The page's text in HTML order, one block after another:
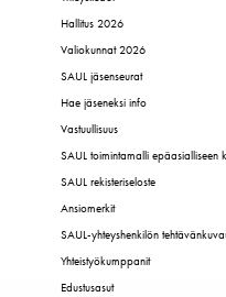
Hallitus 2026
Valiokunnat 2026
SAUL jäsenseurat
Hae jäseneksi info
Vastuullisuus
SAUL toimintamalli epäasialliseen
SAUL rekisteriseloste
Ansiomerkit
SAUL-yhteyshenkilön
Yhteistyökumppanit
Edustusasut